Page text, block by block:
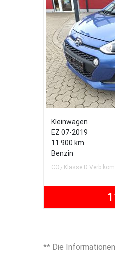
Kleinwagen
EZ 07-2019
11.900 km
Benzin
CO2 Klasse:D
** Die